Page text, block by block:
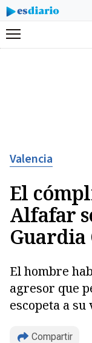
Menú
Valencia
El
Alfafar
El hombre
agresor que
escopeta a
Compartir